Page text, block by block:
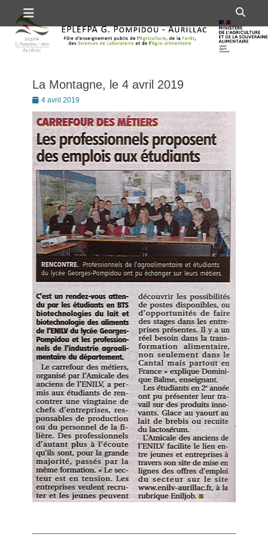
au
contenu
Premier menu
La Montagne, le 4 avril 2019
Posté
le
4 avril 2019